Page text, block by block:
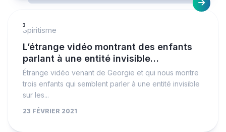
3
Spiritisme
L’étrange vidéo montrant des enfants
parlant à une entité invisible…
Étrange vidéo venant de Georgie et qui nous montre
trois enfants qui semblent parler à une entité invisible
sur les...
23 FÉVRIER 2021